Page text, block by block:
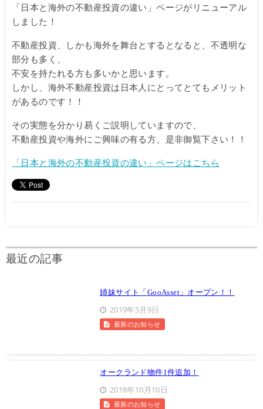
「日本と海外の不動産投資の違い」ページがリニューアル
しました！
不動産投資、しかも海外を舞台とするとなると、不透明な
部分も多く、
不安を持たれる方も多いかと思います。
しかし、海外不動産投資は日本人にとってとてもメリット
があるのです！！
その実態を分かり易くご説明していますので、
不動産投資や海外にご興味の有る方、是非御覧下さい！！
「日本と海外の不動産投資の違い」ページはこちら
最近の記事
姉妹サイト「GooAsset」オープン！！
2019年5月9日
最新のお知らせ
オークランド物件1件追加！
2018年10月10日
最新のお知らせ